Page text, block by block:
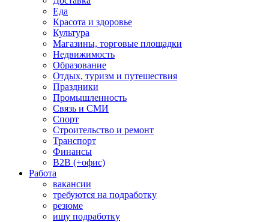
Еда
Красота и здоровье
Культура
Магазины, торговые площадки
Недвижимость
Образование
Отдых, туризм и путешествия
Праздники
Промышленность
Связь и СМИ
Спорт
Строительство и ремонт
Транспорт
Финансы
B2B (+офис)
Работа
вакансии
требуются на подработку
резюме
ищу подработку